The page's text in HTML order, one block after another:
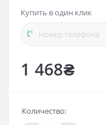
1 468₴
Купить в один клик
Количество: